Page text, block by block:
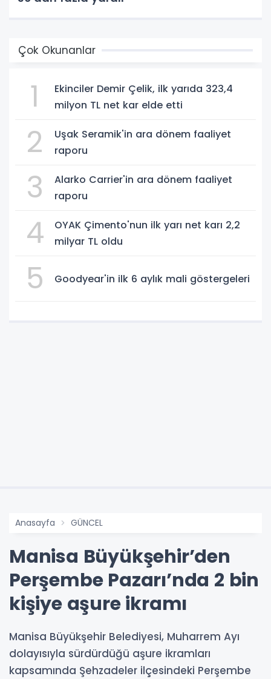
Çok Okunanlar
1
Ekinciler Demir Çelik, ilk yarıda 323,4
milyon TL net kar elde etti
2
Uşak Seramik'in ara dönem faaliyet
raporu
3
Alarko Carrier'in ara dönem faaliyet
raporu
4
OYAK Çimento'nun ilk yarı net karı 2,2
milyar TL oldu
5 Goodyear'in ilk 6 aylık mali göstergeleri
Anasayfa GÜNCEL
Manisa Büyükşehir’den
Perşembe Pazarı’nda 2 bin
kişiye aşure ikramı
Manisa Büyükşehir Belediyesi, Muharrem Ayı
dolayısıyla sürdürdüğü aşure ikramları
kapsamında Şehzadeler ilçesindeki Perşembe